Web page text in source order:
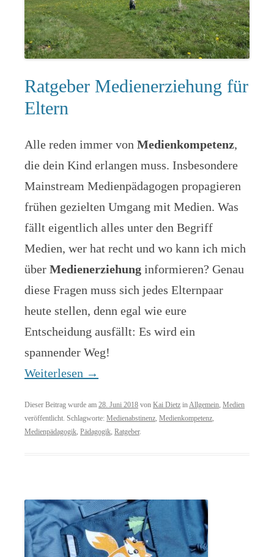
Ratgeber Medienerziehung für
Eltern
Alle reden immer von Medienkompetenz,
die dein Kind erlangen muss. Insbesondere
Mainstream Medienpädagogen propagieren
frühen gezielten Umgang mit Medien. Was
fällt eigentlich alles unter den Begriff
Medien, wer hat recht und wo kann ich mich
über Medienerziehung informieren? Genau
diese Fragen muss sich jedes Elternpaar
heute stellen, denn egal wie eure
Entscheidung ausfällt: Es wird ein
spannender Weg!
Weiterlesen →
Dieser Beitrag wurde am 28. Juni 2018 von Kai Dietz inAllgemein, Medien
veröffentlicht. Schlagworte: Medienabstinenz, Medienkompetenz,
Medienpädagogik, Pädagogik, Ratgeber.